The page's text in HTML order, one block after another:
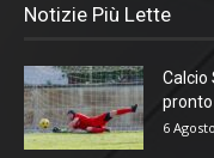
Notizie Più Lette
Calcio
pronto
6